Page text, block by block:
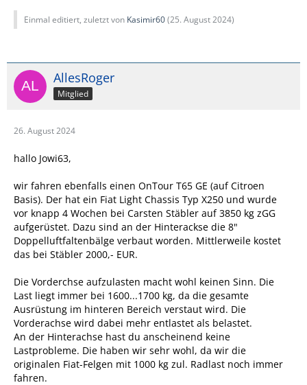
Einmal editiert, zuletzt von Kasimir60(25. August 2024)
AllesRoger
Mitglied
26. August 2024
hallo Jowi63,
wir fahren ebenfalls einen OnTour T65 GE (auf Citroen
Basis). Der hat ein Fiat Light Chassis Typ X250 und wurde
vor knapp 4 Wochen bei Carsten Stäbler auf 3850 kg zGG
aufgerüstet. Dazu sind an der Hinterackse die 8"
Doppelluftfaltenbälge verbaut worden. Mittlerweile kostet
das bei Stäbler 2000,- EUR.
Die Vorderchse aufzulasten macht wohl keinen Sinn. Die
Last liegt immer bei 1600...1700 kg, da die gesamte
Ausrüstung im hinteren Bereich verstaut wird. Die
Vorderachse wird dabei mehr entlastet als belastet.
An der Hinterachse hast du anscheinend keine
Lastprobleme. Die haben wir sehr wohl, da wir die
originalen Fiat-Felgen mit 1000 kg zul. Radlast noch immer
fahren.